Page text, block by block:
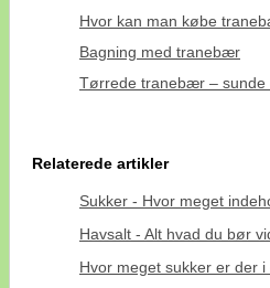
Hvor kan man købe
Bagning med tranebær
Tørrede tranebær – sunde
Relaterede artikler
Sukker - Hvor meget
Havsalt - Alt hvad du bør
Hvor meget sukker er der